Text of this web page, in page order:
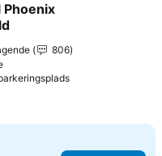
favoritter
Phoenix
806